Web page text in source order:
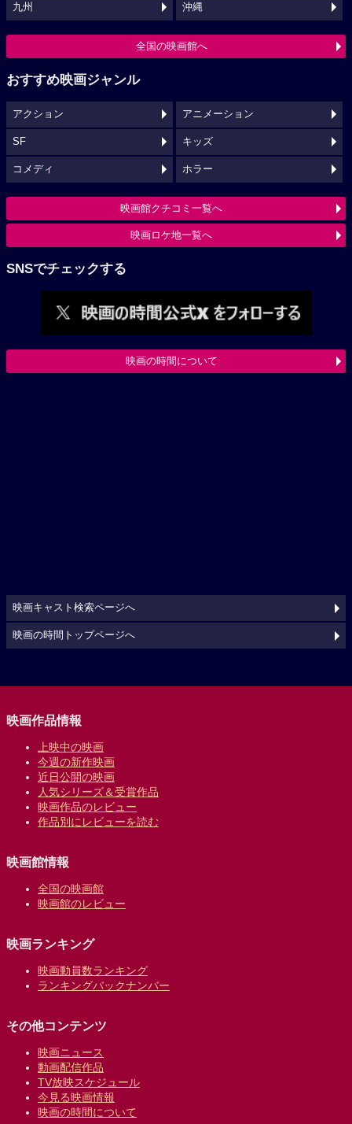
九州 沖縄
全国の映画館へ
おすすめ映画ジャンル
アクション アニメーション
SF キッズ
コメディ ホラー
映画館クチコミ一覧へ
映画ロケ地一覧へ
SNSでチェックする
映画の時間について
映画キャスト検索ページへ
映画の時間トップページへ
映画作品情報
上映中の映画
今週の新作映画
近日公開の映画
人気シリーズ＆受賞作品
映画作品のレビュー
作品別にレビューを読む
映画館情報
全国の映画館
映画館のレビュー
映画ランキング
映画動員数ランキング
ランキングバックナンバー
その他コンテンツ
映画ニュース
動画配信作品
TV放映スケジュール
今見る映画情報
映画の時間について